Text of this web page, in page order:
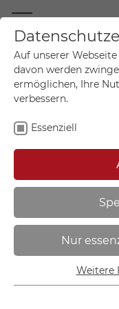
Mein Konto
Mein
Sie sind hier: Start
verboten -
Auf unserer
davon werden
ermöglichen, Ihre
verbessern.
Essenziell
Nur
Essenziell
Essenzielle
Weitere